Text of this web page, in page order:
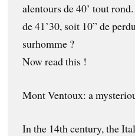
alentours de 40’ tout
de 41’30, soit 10” de
surhomme ?
Now read this !
Mont Ventoux: a
In the 14th century, the